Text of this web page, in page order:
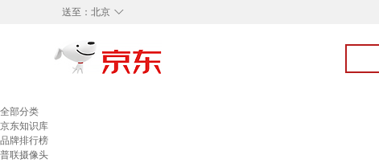
◇
送至： 北京
全部分类
京东知识库
品牌排行榜
普联摄像头